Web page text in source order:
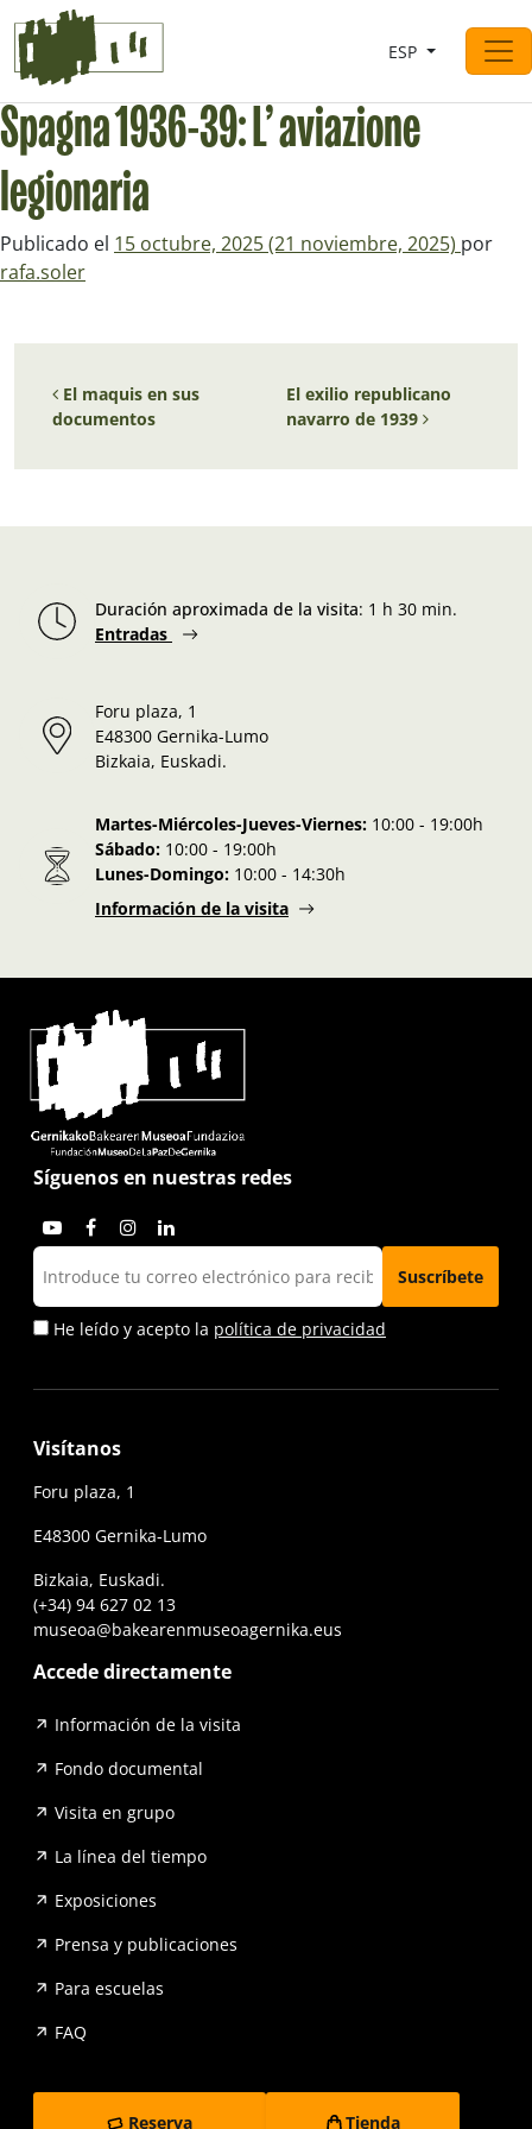
Saltar al contingut
Navegación principal
ESP
Spagna 1936-39: L’ aviazione
legionaria
Publicado el 15 octubre, 2025(21 noviembre, 2025) por
rafa.soler
Navegación de entradas
El maquis en sus
documentos
El exilio republicano
navarro de 1939
Duración aproximada de la visita: 1 h 30 min.
Entradas
Foru plaza, 1
E48300 Gernika-Lumo
Bizkaia, Euskadi.
Martes-Miércoles-Jueves-Viernes: 10:00 - 19:00h
Sábado: 10:00 - 19:00h
Lunes-Domingo: 10:00 - 14:30h
Información de la visita
Síguenos en nuestras redes
He leído y acepto la política de privacidad
Visítanos
Foru plaza, 1
E48300 Gernika-Lumo
Bizkaia, Euskadi.
(+34) 94 627 02 13
museoa@bakearenmuseoagernika.eus
Accede directamente
Información de la visita
Fondo documental
Visita en grupo
La línea del tiempo
Exposiciones
Prensa y publicaciones
Para escuelas
FAQ
Reserva Tienda